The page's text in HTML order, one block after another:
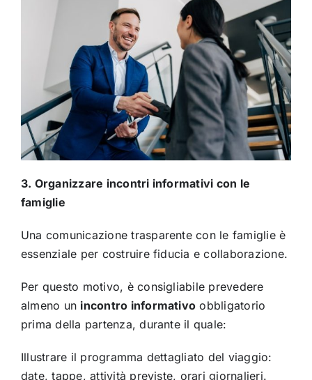
3. Organizzare incontri informativi con le
famiglie
Una comunicazione trasparente con le famiglie è
essenziale per costruire fiducia e collaborazione.
Per questo motivo, è consigliabile prevedere
almeno un incontro informativo obbligatorio
prima della partenza, durante il quale:
Illustrare il programma dettagliato del viaggio:
date, tappe, attività previste, orari giornalieri.